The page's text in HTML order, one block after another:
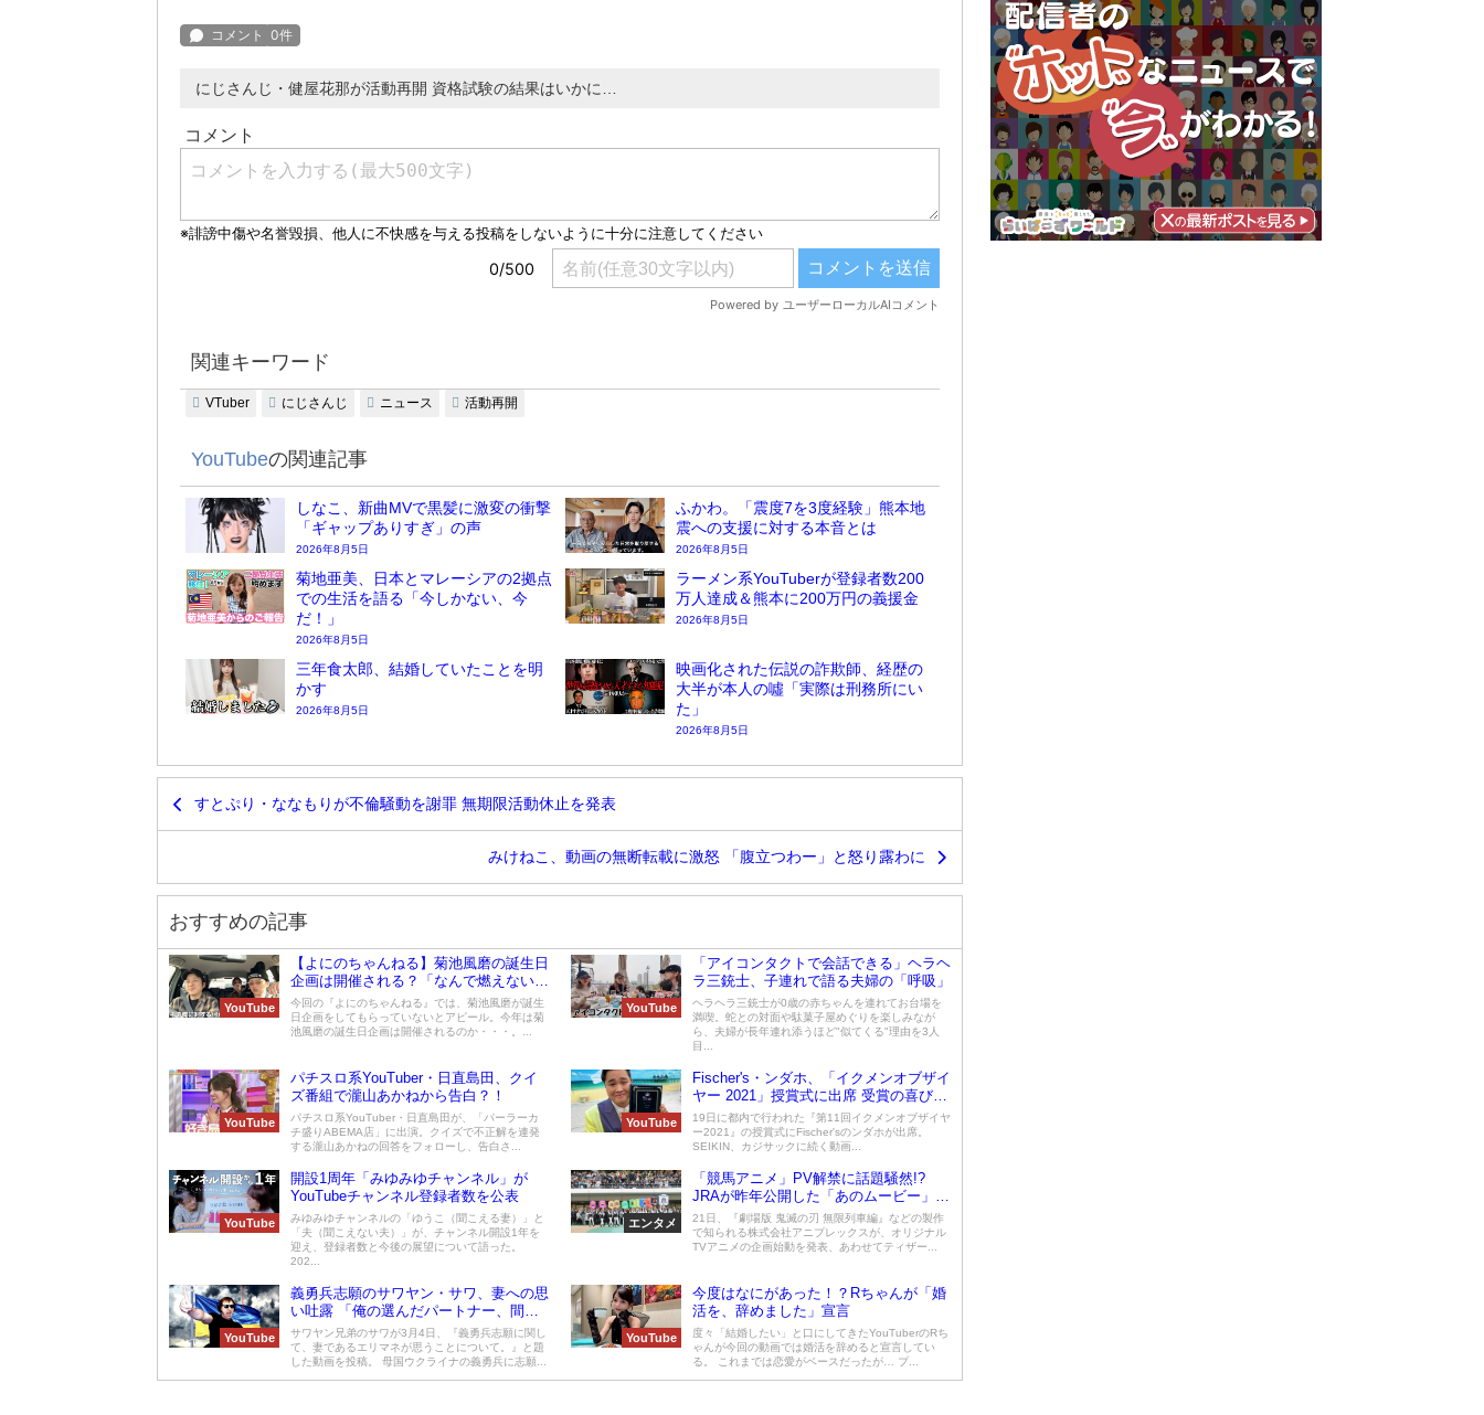
にじさんじ・健屋花那が活動再開 資格試験の結果はいかに…
関連キーワード
VTuber にじさんじ ニュース 活動再開
YouTubeの関連記事
しなこ、新曲MVで黒髪に激変の衝撃
「ギャップありすぎ」の声
2026年8月5日
ふかわ。「震度7を3度経験」熊本地
震への支援に対する本音とは
2026年8月5日
菊地亜美、日本とマレーシアの2拠点
での生活を語る「今しかない、今
だ！」
2026年8月5日
ラーメン系YouTuberが登録者数200
万人達成＆熊本に200万円の義援金
2026年8月5日
三年食太郎、結婚していたことを明
かす
2026年8月5日
映画化された伝説の詐欺師、経歴の
大半が本人の噓「実際は刑務所にい
た」
2026年8月5日
すとぷり・ななもりが不倫騒動を謝罪 無期限活動休止を発表
みけねこ、動画の無断転載に激怒 「腹立つわー」と怒り露わに
おすすめの記事
YouTube
【よにのちゃんねる】菊池風磨の誕生日
企画は開催される？「なんで燃えない
の？」
今回の『よにのちゃんねる』では、菊池風磨が誕生
日企画をしてもらっていないとアピール。今年は菊
池風磨の誕生日企画は開催されるのか・・・。...
YouTube
「アイコンタクトで会話できる」ヘラヘ
ラ三銃士、子連れで語る夫婦の「呼吸」
ヘラヘラ三銃士が0歳の赤ちゃんを連れてお台場を
満喫。蛇との対面や駄菓子屋めぐりを楽しみなが
ら、夫婦が長年連れ添うほど"似てくる"理由を3人
目...
YouTube
パチスロ系YouTuber・日直島田、クイ
ズ番組で瀧山あかねから告白？！
パチスロ系YouTuber・日直島田が、「パーラーカ
チ盛りABEMA店」に出演。クイズで不正解を連発
する瀧山あかねの回答をフォローし、告白さ...
YouTube
Fischer's・ンダホ、「イクメンオブザイ
ヤー 2021」授賞式に出席 受賞の喜び語
る
19日に都内で行われた『第11回イクメンオブザイヤ
ー2021』の授賞式にFischer'sのンダホが出席。
SEIKIN、カジサックに続く動画...
YouTube
開設1周年「みゆみゆチャンネル」が
YouTubeチャンネル登録者数を公表
みゆみゆチャンネルの「ゆうこ（聞こえる妻）」と
「夫（聞こえない夫）」が、チャンネル開設1年を
迎え、登録者数と今後の展望について語った。
202...
エンタメ
「競馬アニメ」PV解禁に話題騒然!?
JRAが昨年公開した「あのムービー」が
本命!? 大ヒット『ウマ娘』の対抗馬と
なるか
21日、『劇場版 鬼滅の刃 無限列車編』などの製作
で知られる株式会社アニプレックスが、オリジナル
TVアニメの企画始動を発表、あわせてティザー...
YouTube
義勇兵志願のサワヤン・サワ、妻への思
い吐露 「俺の選んだパートナー、間違
ってなかったな」
サワヤン兄弟のサワが3月4日、『義勇兵志願に関し
て、妻であるエリマネが思うことについて。』と題
した動画を投稿。 母国ウクライナの義勇兵に志願...
YouTube
今度はなにがあった！？Rちゃんが「婚
活を、辞めました」宣言
度々「結婚したい」と口にしてきたYouTuberのRち
ゃんが今回の動画では婚活を辞めると宣言してい
る。 これまでは恋愛がベースだったが… プ...